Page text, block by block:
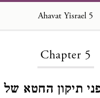
Ahavat Yisrael 5
Chapter 5
תיקון החטא של